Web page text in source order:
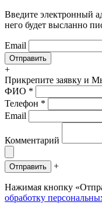
Введите электронный
него будет высланно
Email
+
Прикрепите заявку и
ФИО *
Телефон *
Email
Комментарий
Отправить +
Нажимая кнопку
обработку